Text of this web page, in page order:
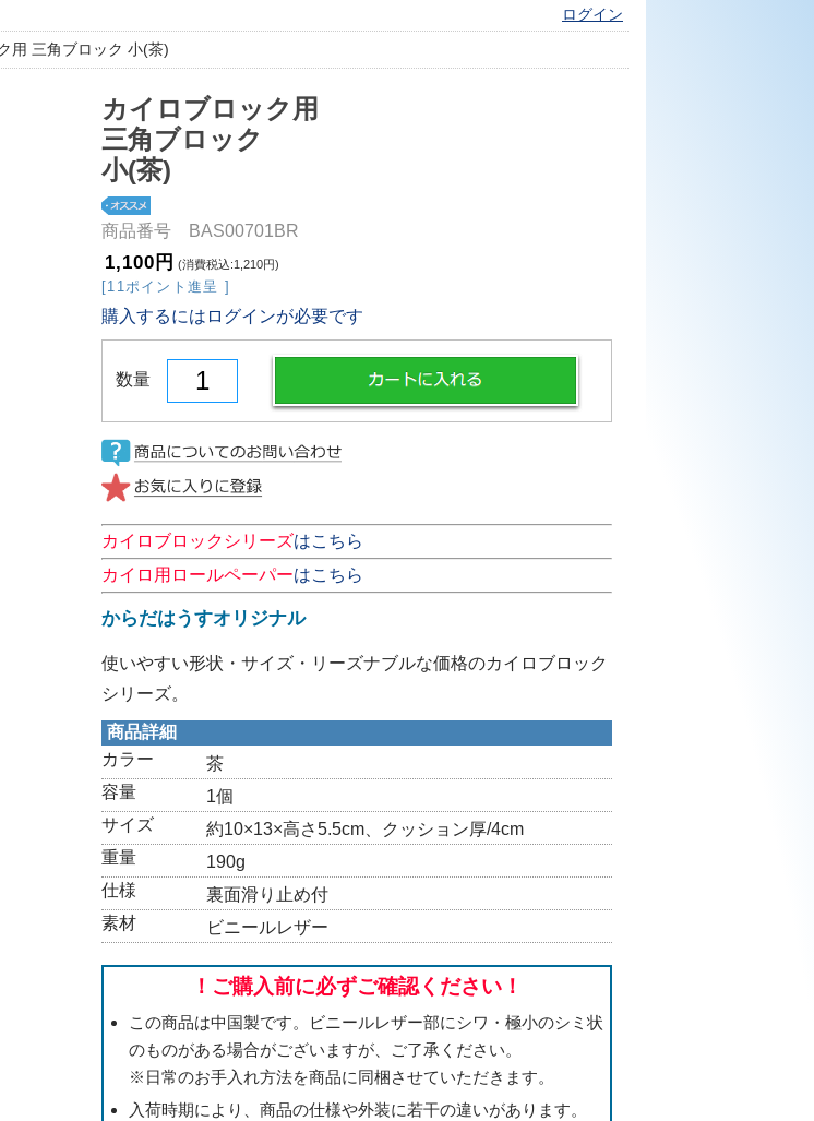
ログイン
用 三角ブロック 小(茶)
カイロブロック用
三角ブロック
小(茶)
商品番号 BAS00701BR
1,100円 (消費税込:1,210円)
[11ポイント進呈 ]
購入するにはログインが必要です
数量
カイロブロックシリーズはこちら
カイロ用ロールペーパーはこちら
からだはうすオリジナル
使いやすい形状・サイズ・リーズナブルな価格のカイロブロック
シリーズ。
商品詳細
カラー
茶
容量
1個
サイズ
約10×13×高さ5.5cm、クッション厚/4cm
重量
190g
仕様
裏面滑り止め付
素材
ビニールレザー
！ご購入前に必ずご確認ください！
この商品は中国製です。ビニールレザー部にシワ・極小のシミ状
のものがある場合がございますが、ご了承ください。
※日常のお手入れ方法を商品に同梱させていただきます。
入荷時期により、商品の仕様や外装に若干の違いがあります。